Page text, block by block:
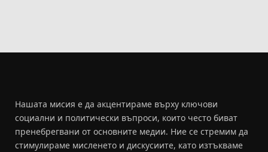
Нашата мисия е да акцентираме върху ключови
социални и политически въпроси, които често биват
пренебрегвани от основните медии. Ние се стремим да
стимулираме мисленето и дискусиите, като изтъкваме